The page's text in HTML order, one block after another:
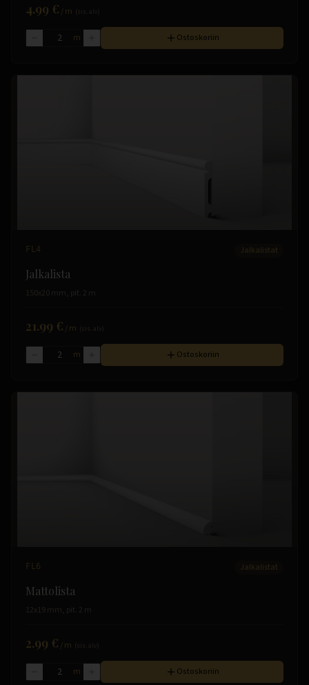
4.99 € /m
m Ostoskoriin
FL4 Jalkalistat
Jalkalista
150x20 mm, pit. 2 m
21.99 € /m
m Ostoskoriin
FL6 Jalkalistat
Mattolista
12x19 mm, pit. 2 m
2.99 € /m
m Ostoskoriin